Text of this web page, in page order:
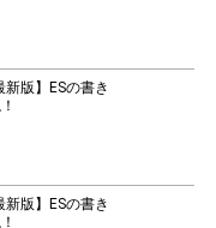
新版】ESの書き
新版】ESの書き